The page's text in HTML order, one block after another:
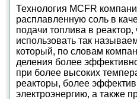
Технология MCFR
расплавленную соль в
подачи топлива в реактор,
использовать так
который, по словам
деления более
при более высоких
реакторы, более
электроэнергию, а также